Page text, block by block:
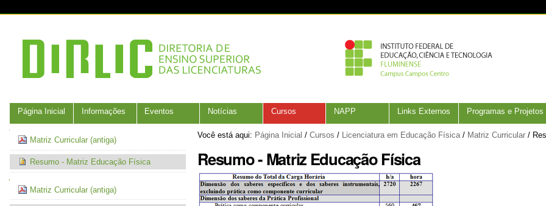
navegação
Navegação
Página Inicial Informações Eventos Notícias Cursos NAPP Links Externos Programas e Projetos
Navegação
Matriz Curricular (antiga)
Resumo - Matriz Educação Física
Navegação
Matriz Curricular (antiga)
Você está aqui: Página Inicial /Cursos / Licenciatura em Educação Física / Matriz Curricular /
Resumo - Matriz Educação Física